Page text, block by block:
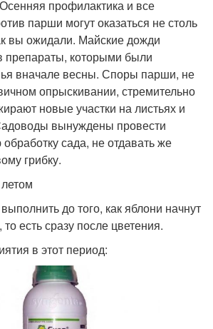
профилактика и все
парши могут оказаться не столь
вы ожидали. Майские дожди
препараты, которыми были
вначале весны. Споры парши, не
опрыскивании, стремительно
новые участки на листьях и
вынуждены провести
сада, не отдавать же
грибку.
до того, как яблони начнут
есть сразу после цветения.
в этот период: